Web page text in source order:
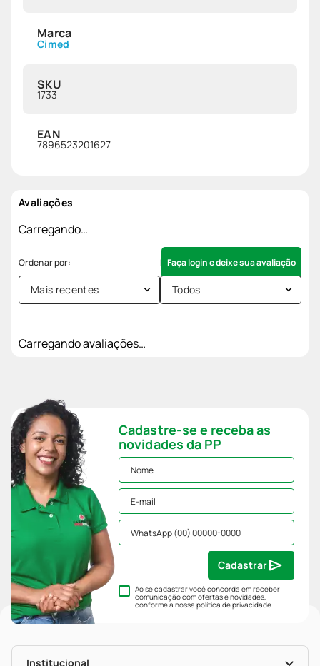
Marca
Cimed
SKU
1733
EAN
7896523201627
Avaliações
Carregando…
Faça login e deixe sua avaliação
Mais recentes Todos
Carregando avaliações…
Cadastre-se e receba as
novidades da PP
Ao se cadastrar você concorda em receber
comunicação com ofertas e novidades,
conforme a nossapolítica de privacidade.
Cadastrar
Institucional